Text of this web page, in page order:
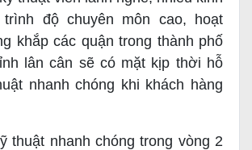
trình độ chuyên môn cao, hoạt
khắp các quận trong thành phố
lân cân sẽ có mặt kịp thời hỗ
nhanh chóng khi khách hàng
thuật nhanh chóng trong vòng 2